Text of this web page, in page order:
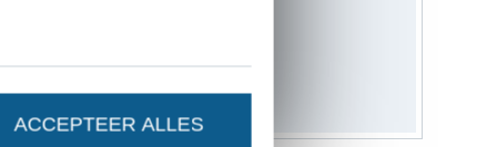
ACCEPTEER ALLES